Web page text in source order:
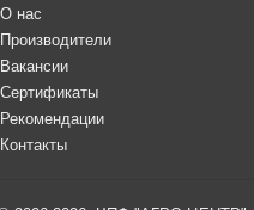
О нас
Производители
Вакансии
Cертификаты
Рекомендации
Контакты